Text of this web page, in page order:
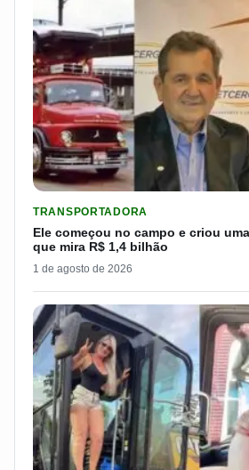
TRANSPORTADORA
Ele começou no campo e criou
que mira R$ 1,4 bilhão
1 de agosto de 2026